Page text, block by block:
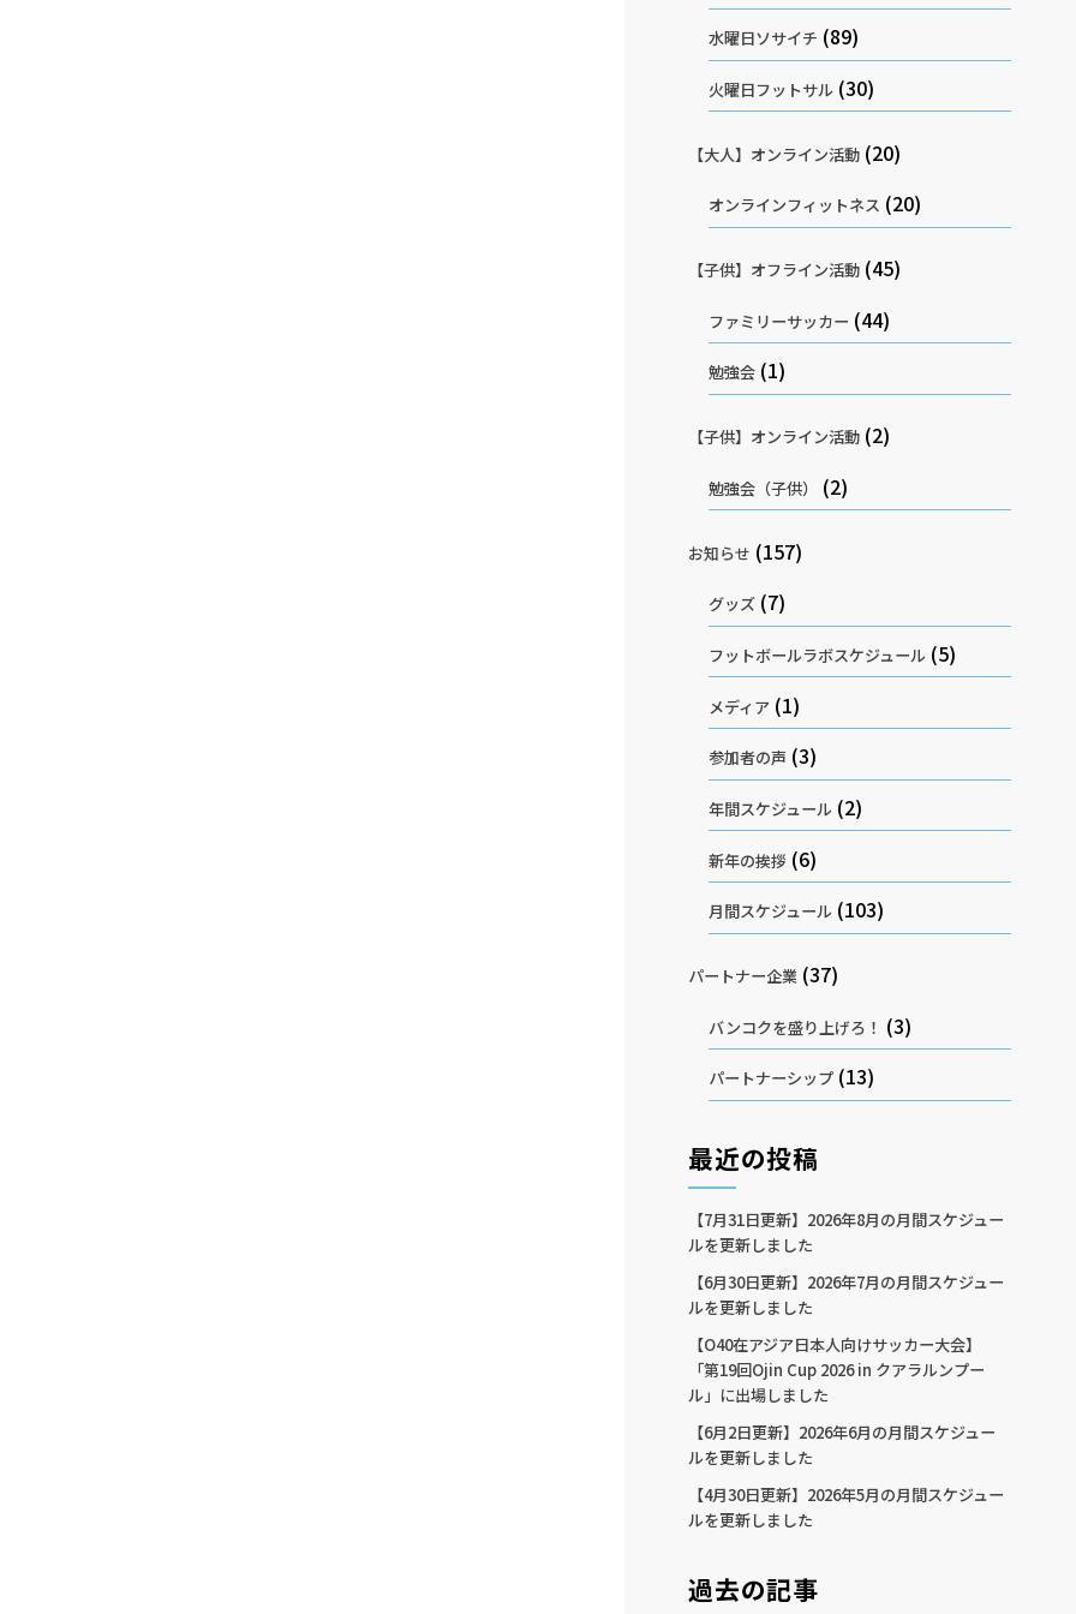
水曜日ソサイチ (89)
火曜日フットサル(30)
【大人】オンライン活動 (20)
オンラインフィットネス (20)
【子供】オフライン活動 (45)
ファミリーサッカー (44)
勉強会(1)
【子供】オンライン活動 (2)
勉強会（子供） (2)
お知らせ (157)
グッズ(7)
フットボールラボスケジュール(5)
メディア (1)
参加者の声 (3)
年間スケジュール(2)
新年の挨拶 (6)
月間スケジュール(103)
パートナー企業 (37)
バンコクを盛り上げろ！ (3)
パートナーシップ(13)
最近の投稿
【7月31日更新】2026年8月の月間スケジュー
ルを更新しました
【6月30日更新】2026年7月の月間スケジュー
ルを更新しました
【O40在アジア日本人向けサッカー大会】
「第19回Ojin Cup 2026 in クアラルンプー
ル」に出場しました
【6月2日更新】2026年6月の月間スケジュー
ルを更新しました
【4月30日更新】2026年5月の月間スケジュー
ルを更新しました
過去の記事